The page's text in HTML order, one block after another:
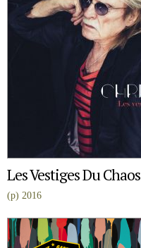
Les Vestiges Du Chaos
(p) 2016